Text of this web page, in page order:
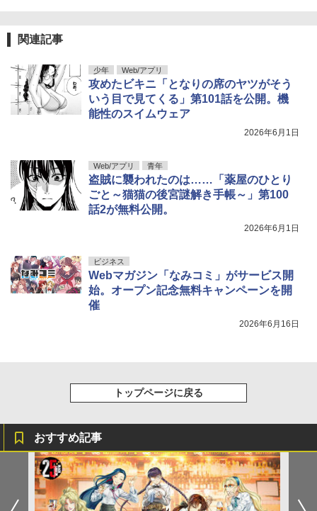
関連記事
少年 Web/アプリ
攻めたビキニ「となりの席のヤツがそう
いう目で見てくる」第101話を公開。機
能性のスイムウェア
2026年6月1日
Web/アプリ 青年
盗賊に襲われたのは……「薬屋のひとり
ごと～猫猫の後宮謎解き手帳～」第100
話2が無料公開。
2026年6月1日
ビジネス
Webマガジン「なみコミ」がサービス開
始。オープン記念無料キャンペーンを開
催
2026年6月16日
トップページに戻る
おすすめ記事